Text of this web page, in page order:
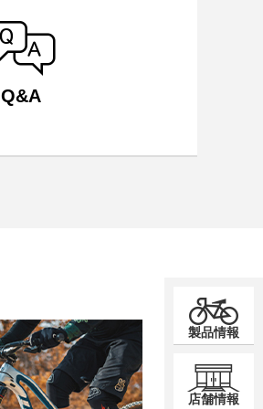
製品情報
店舗情報
Q&A